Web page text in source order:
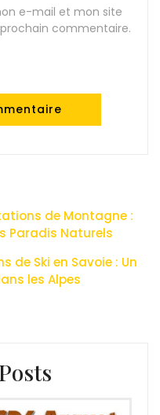
e-mail et mon site
commentaire.
de Montagne :
Paradis Naturels
de Ski en Savoie : Un
les Alpes